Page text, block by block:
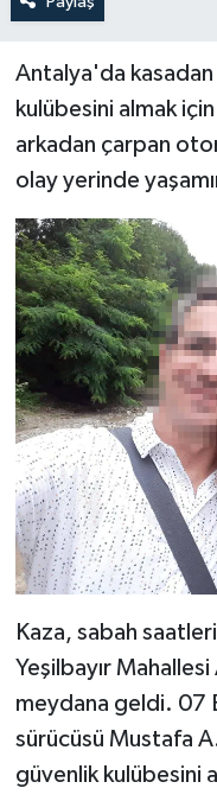
Antalya'da
kulübesini almak
arkadan çarpan
olay yerinde
Kaza, sabah
Yeşilbayır
meydana geldi. 07
sürücüsü Mustafa
güvenlik kulübesini